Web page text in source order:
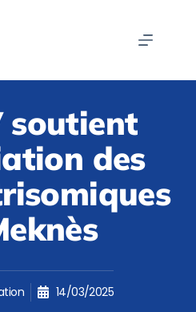
soutient
des
14/03/2025